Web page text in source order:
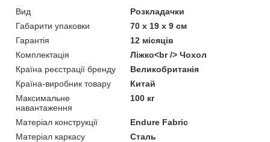
Вид
Розкладачки
Габарити упаковки
70 х 19 х 9 см
Гарантія
12 місяців
Комплектація
Ліжко<br /> Чохол
Країна реєстрації бренду
Великобританія
Країна-виробник товару
Китай
Максимальне
навантаження
100 кг
Матеріал конструкції
Endure Fabric
Матеріал каркасу
Сталь